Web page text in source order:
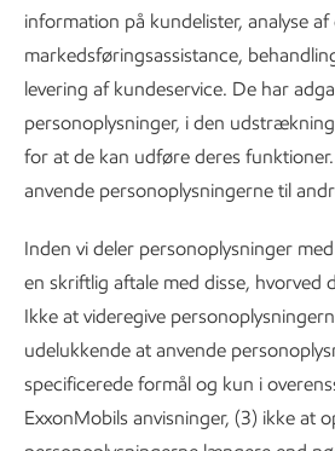
information på kundelister, analyse
markedsføringsassistance,
levering af kundeservice. De har
personoplysninger, i den
for at de kan udføre deres
anvende personoplysningerne til
Inden vi deler personoplysninger
en skriftlig aftale med disse, hvorved
Ikke at videregive
udelukkende at anvende
specificerede formål og kun i
ExxonMobils anvisninger, (3) ikke at